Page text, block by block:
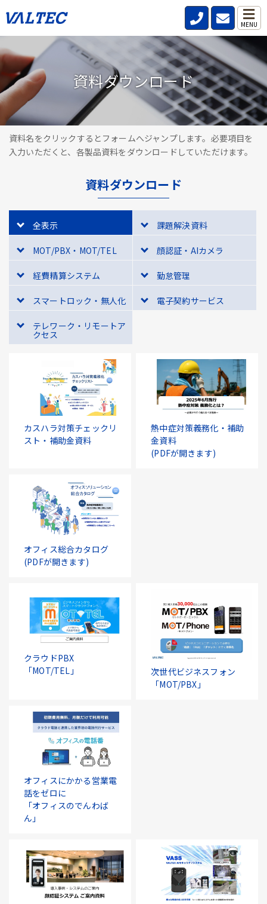
MENU
資料ダウンロード
資料名をクリックするとフォームへジャンプします。必要項目を
入力いただくと、各製品資料をダウンロードしていただけます。
資料ダウンロード
全表示 課題解決資料
MOT/PBX・MOT/TEL 顔認証・AIカメラ
経費精算システム 勤怠管理
スマートロック・無人化 電子契約サービス
テレワーク・リモートア
クセス
カスハラ対策チェックリ
スト・補助金資料
熱中症対策義務化・補助
金資料
(PDFが開きます)
オフィス総合カタログ
(PDFが開きます)
クラウドPBX
「MOT/TEL」
次世代ビジネスフォン
「MOT/PBX」
オフィスにかかる営業電
話をゼロに
「オフィスのでんわば
ん」